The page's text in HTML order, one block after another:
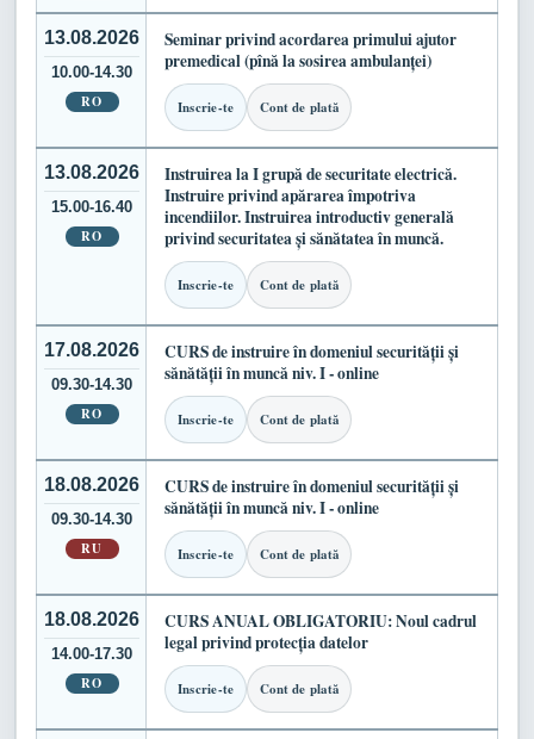
13.08.2026
10.00-14.30
RO
Seminar privind acordarea primului ajutor
premedical (pînă la sosirea ambulanței)
Inscrie-te Cont de plată
13.08.2026
15.00-16.40
RO
Instruirea la I grupă de securitate electrică.
Instruire privind apărarea împotriva
incendiilor. Instruirea introductiv generală
privind securitatea și sănătatea în muncă.
Inscrie-te Cont de plată
17.08.2026
09.30-14.30
RO
CURS de instruire în domeniul securității și
sănătății în muncă niv. I - online
Inscrie-te Cont de plată
18.08.2026
09.30-14.30
RU
CURS de instruire în domeniul securității și
sănătății în muncă niv. I - online
Inscrie-te Cont de plată
18.08.2026
14.00-17.30
RO
CURS ANUAL OBLIGATORIU: Noul cadrul
legal privind protecția datelor
Inscrie-te Cont de plată